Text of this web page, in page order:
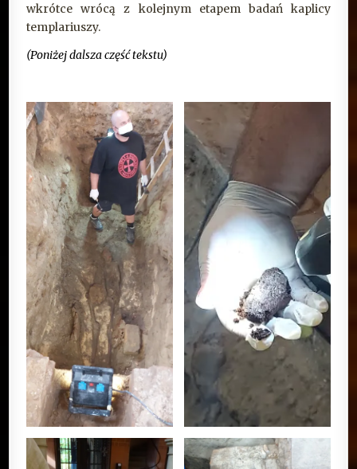
wkrótce wrócą z kolejnym etapem badań kaplicy
templariuszy.
(Poniżej dalsza część tekstu)